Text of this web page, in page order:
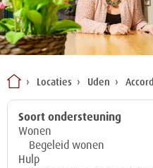
Locaties Uden
Soort ondersteuning
Wonen
Begeleid wonen
Hulp
Wonen bij
Vrije